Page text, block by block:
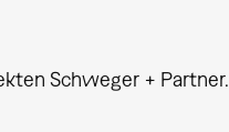
Schweger + Partner.